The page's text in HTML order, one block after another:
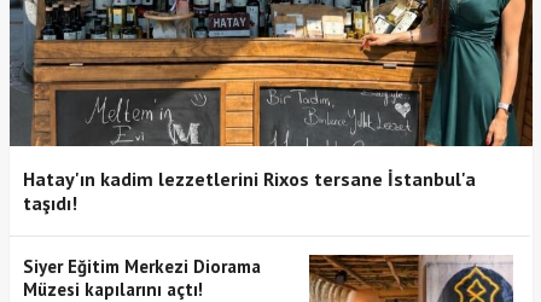
Hatay'ın kadim lezzetlerini Rixos tersane İstanbul'a
taşıdı!
Siyer Eğitim Merkezi Diorama
Müzesi kapılarını açtı!